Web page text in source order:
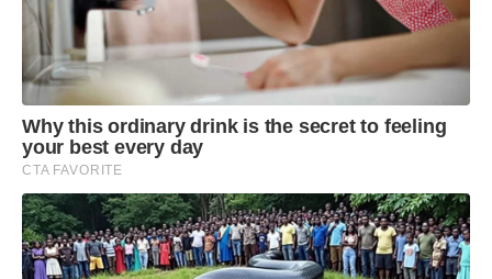
Why this ordinary drink is the secret to feeling
your best every day
CTA FAVORITE